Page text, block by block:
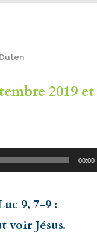
2019 et
00:00
7-9 :
Jésus.